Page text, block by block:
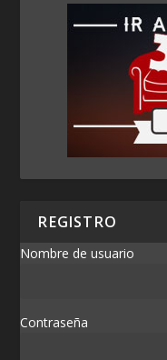
REGISTRO
Nombre de usuario
Contraseña